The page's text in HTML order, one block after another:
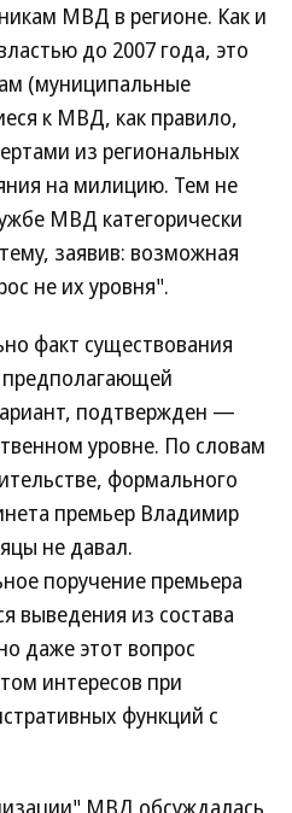
МВД в регионе. Как и
до 2007 года, это
(муниципальные
к МВД, как правило,
из региональных
на милицию. Тем не
МВД категорически
заявив: возможная
не их уровня".
факт существования
подтвержден —
уровне. По словам
формального
премьер Владимир
не давал.
поручение премьера
выведения из состава
даже этот вопрос
интересов при
функций с
МВД обсуждалась